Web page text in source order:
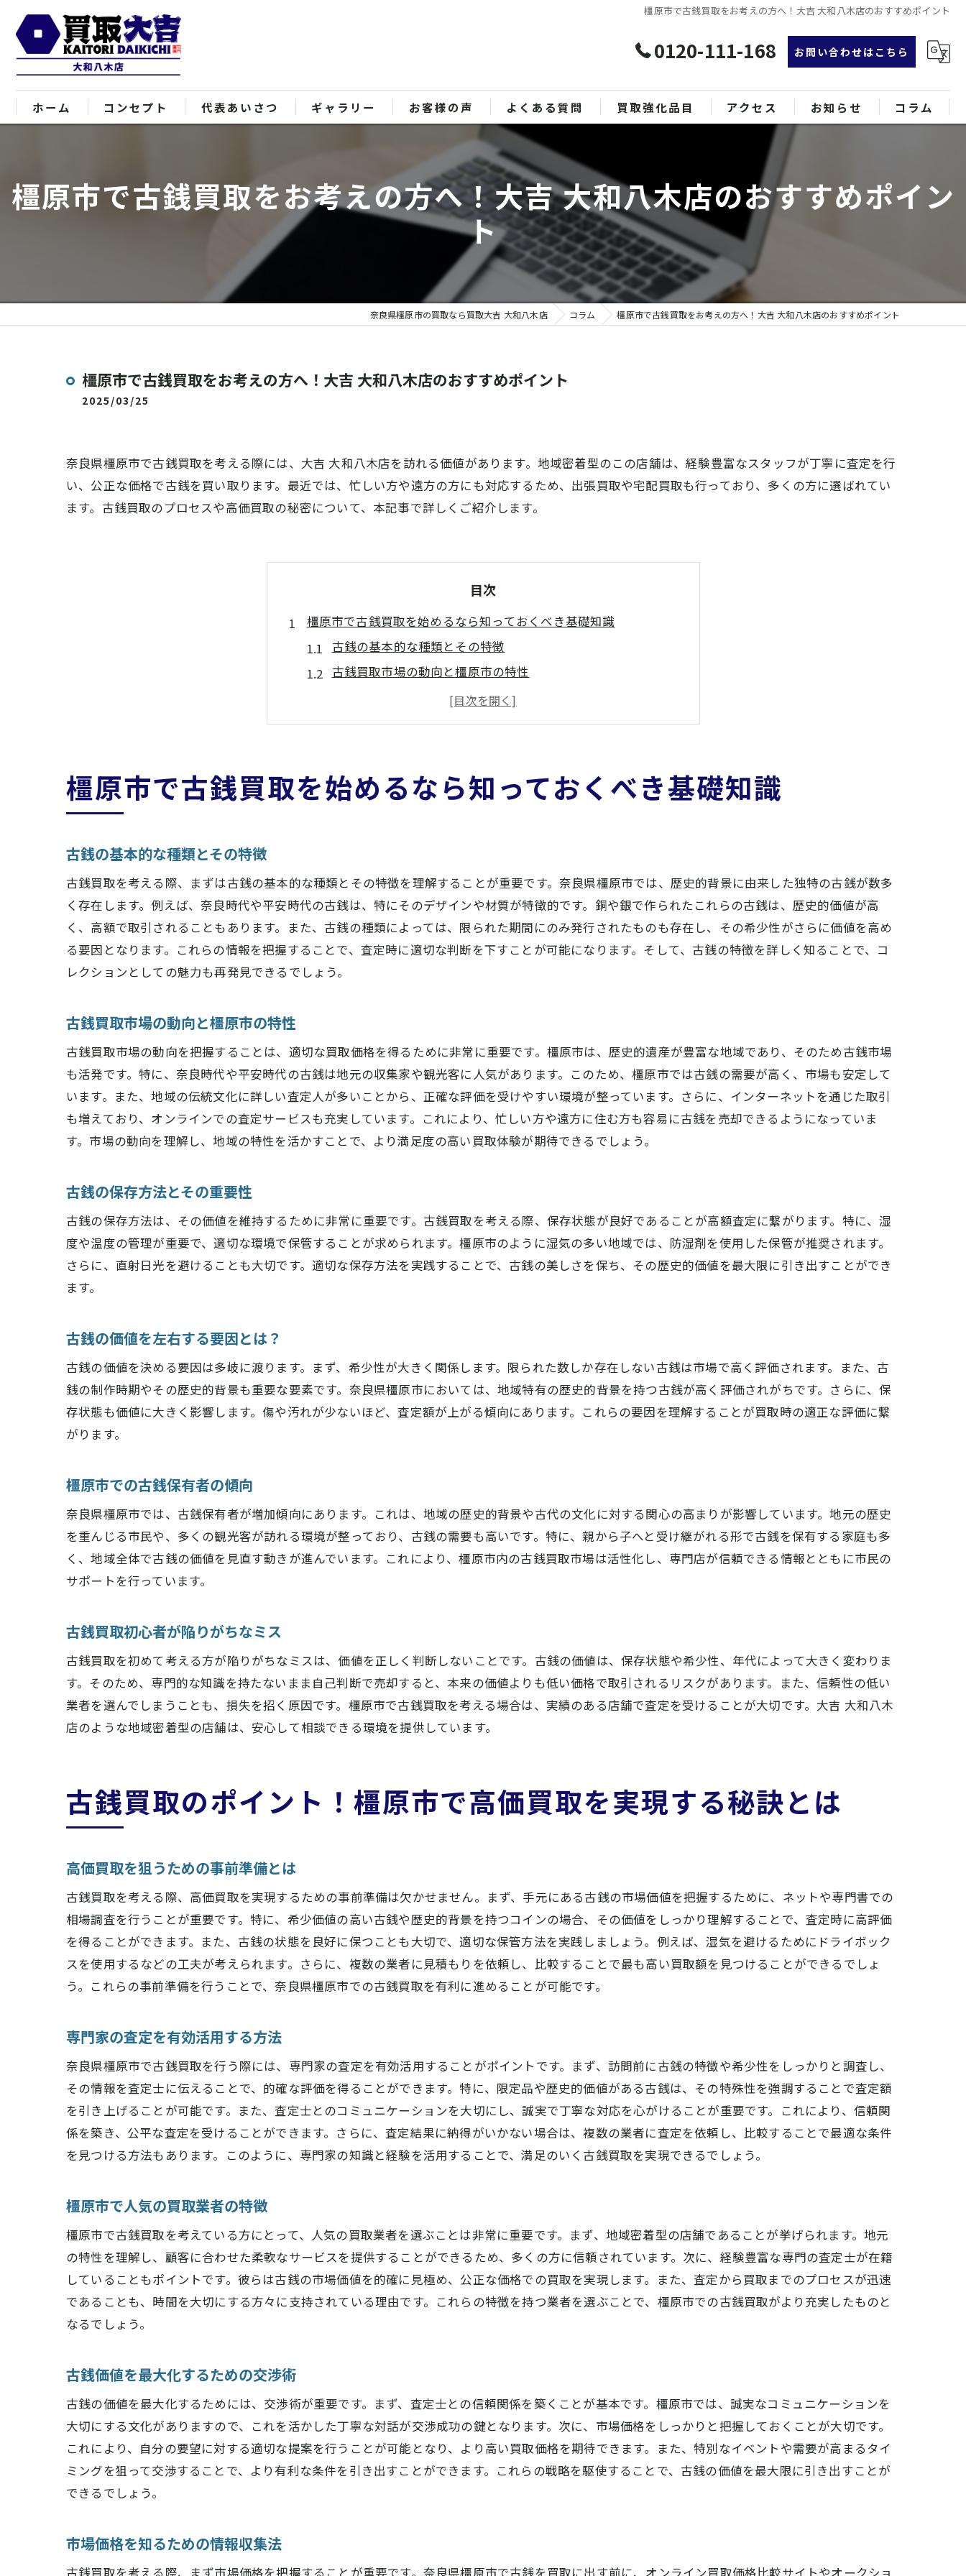
橿原市で古銭買取をお考えの方へ！大吉 大和八木店のおすすめポイント
0120-111-168 お問い合わせはこちら
ホーム コンセプト 代表あいさつ ギャラリー お客様の声 よくある質問 買取強化品目
ブランド品
貴金属
時計
金
アクセス お知らせ コラム
橿原市で古銭買取をお考えの方へ！大吉 大和八木店のおすすめポイン
ト
奈良県橿原市の買取なら買取大吉 大和八木店 コラム 橿原市で古銭買取をお考えの方へ！大吉 大和八木店のおすすめポイント
橿原市で古銭買取をお考えの方へ！大吉 大和八木店のおすすめポイント
2025/03/25
奈良県橿原市で古銭買取を考える際には、大吉 大和八木店を訪れる価値があります。地域密着型のこの店舗は、経験豊富なスタッフが丁寧に査定を行
い、公正な価格で古銭を買い取ります。最近では、忙しい方や遠方の方にも対応するため、出張買取や宅配買取も行っており、多くの方に選ばれてい
ます。古銭買取のプロセスや高価買取の秘密について、本記事で詳しくご紹介します。
目次
橿原市で古銭買取を始めるなら知っておくべき基礎知識
古銭の基本的な種類とその特徴
古銭買取市場の動向と橿原市の特性
古銭の保存方法とその重要性
古銭の価値を左右する要因とは？
古銭買取初心者が陥りがちなミス
古銭買取のポイント！橿原市で高価買取を実現する秘訣とは
橿原市で人気の買取業者の特徴
古銭価値を最大化するための交渉術
市場価格を知るための情報収集法
買取前に確認すべきポイント一覧
大吉大和八木店が選ばれる理由とは？古銭買取の実績と信頼性
専門家による丁寧な査定の魅力
お客様の声に基づく高評価の理由
透明性のある買取プロセス
スタッフの専門性と親切な対応
古銭買取の流れを解説！橿原市で安心して利用できるサービス紹介
宅配買取での手軽な買取体験
査定から買取までの流れを徹底解説
初めての方でも安心して利用できる理由
信頼できる買取業者の選び方
査定前に確認すべき古銭の状態
店舗の特長とそのアプローチ
経験豊富なスタッフによる信頼の査定
橿原市で愛される店舗の秘密
古銭の価値を引き出す！プロが教える橿原市での買取成功術
古銭を高く売るための秘訣
プロの視点から見た査定基準
買取成功のための専門家のアドバイス
出張買取を利用する際の流れ
橿原市での出張買取成功のコツ
必要な準備と注意点を解説
大吉の出張買取サービスが選ばれる理由
橿原市で古銭買取を始めるなら知っておくべき基礎知識
古銭の基本的な種類とその特徴
古銭買取を考える際、まずは古銭の基本的な種類とその特徴を理解することが重要です。奈良県橿原市では、歴史的背景に由来した独特の古銭が数多
く存在します。例えば、奈良時代や平安時代の古銭は、特にそのデザインや材質が特徴的です。銅や銀で作られたこれらの古銭は、歴史的価値が高
く、高額で取引されることもあります。また、古銭の種類によっては、限られた期間にのみ発行されたものも存在し、その希少性がさらに価値を高め
る要因となります。これらの情報を把握することで、査定時に適切な判断を下すことが可能になります。そして、古銭の特徴を詳しく知ることで、コ
レクションとしての魅力も再発見できるでしょう。
古銭買取市場の動向と橿原市の特性
古銭買取市場の動向を把握することは、適切な買取価格を得るために非常に重要です。橿原市は、歴史的遺産が豊富な地域であり、そのため古銭市場
も活発です。特に、奈良時代や平安時代の古銭は地元の収集家や観光客に人気があります。このため、橿原市では古銭の需要が高く、市場も安定して
います。また、地域の伝統文化に詳しい査定人が多いことから、正確な評価を受けやすい環境が整っています。さらに、インターネットを通じた取引
も増えており、オンラインでの査定サービスも充実しています。これにより、忙しい方や遠方に住む方も容易に古銭を売却できるようになっていま
す。市場の動向を理解し、地域の特性を活かすことで、より満足度の高い買取体験が期待できるでしょう。
古銭の保存方法とその重要性
古銭の保存方法は、その価値を維持するために非常に重要です。古銭買取を考える際、保存状態が良好であることが高額査定に繋がります。特に、湿
度や温度の管理が重要で、適切な環境で保管することが求められます。橿原市のように湿気の多い地域では、防湿剤を使用した保管が推奨されます。
さらに、直射日光を避けることも大切です。適切な保存方法を実践することで、古銭の美しさを保ち、その歴史的価値を最大限に引き出すことができ
ます。
古銭の価値を左右する要因とは？
古銭の価値を決める要因は多岐に渡ります。まず、希少性が大きく関係します。限られた数しか存在しない古銭は市場で高く評価されます。また、古
銭の制作時期やその歴史的背景も重要な要素です。奈良県橿原市においては、地域特有の歴史的背景を持つ古銭が高く評価されがちです。さらに、保
存状態も価値に大きく影響します。傷や汚れが少ないほど、査定額が上がる傾向にあります。これらの要因を理解することが買取時の適正な評価に繋
がります。
橿原市での古銭保有者の傾向
奈良県橿原市では、古銭保有者が増加傾向にあります。これは、地域の歴史的背景や古代の文化に対する関心の高まりが影響しています。地元の歴史
を重んじる市民や、多くの観光客が訪れる環境が整っており、古銭の需要も高いです。特に、親から子へと受け継がれる形で古銭を保有する家庭も多
く、地域全体で古銭の価値を見直す動きが進んでいます。これにより、橿原市内の古銭買取市場は活性化し、専門店が信頼できる情報とともに市民の
サポートを行っています。
古銭買取初心者が陥りがちなミス
古銭買取を初めて考える方が陥りがちなミスは、価値を正しく判断しないことです。古銭の価値は、保存状態や希少性、年代によって大きく変わりま
す。そのため、専門的な知識を持たないまま自己判断で売却すると、本来の価値よりも低い価格で取引されるリスクがあります。また、信頼性の低い
業者を選んでしまうことも、損失を招く原因です。橿原市で古銭買取を考える場合は、実績のある店舗で査定を受けることが大切です。大吉 大和八木
店のような地域密着型の店舗は、安心して相談できる環境を提供しています。
古銭買取のポイント！橿原市で高価買取を実現する秘訣とは
高価買取を狙うための事前準備とは
古銭買取を考える際、高価買取を実現するための事前準備は欠かせません。まず、手元にある古銭の市場価値を把握するために、ネットや専門書での
相場調査を行うことが重要です。特に、希少価値の高い古銭や歴史的背景を持つコインの場合、その価値をしっかり理解することで、査定時に高評価
を得ることができます。また、古銭の状態を良好に保つことも大切で、適切な保管方法を実践しましょう。例えば、湿気を避けるためにドライボック
スを使用するなどの工夫が考えられます。さらに、複数の業者に見積もりを依頼し、比較することで最も高い買取額を見つけることができるでしょ
う。これらの事前準備を行うことで、奈良県橿原市での古銭買取を有利に進めることが可能です。
専門家の査定を有効活用する方法
奈良県橿原市で古銭買取を行う際には、専門家の査定を有効活用することがポイントです。まず、訪問前に古銭の特徴や希少性をしっかりと調査し、
その情報を査定士に伝えることで、的確な評価を得ることができます。特に、限定品や歴史的価値がある古銭は、その特殊性を強調することで査定額
を引き上げることが可能です。また、査定士とのコミュニケーションを大切にし、誠実で丁寧な対応を心がけることが重要です。これにより、信頼関
係を築き、公平な査定を受けることができます。さらに、査定結果に納得がいかない場合は、複数の業者に査定を依頼し、比較することで最適な条件
を見つける方法もあります。このように、専門家の知識と経験を活用することで、満足のいく古銭買取を実現できるでしょう。
橿原市で人気の買取業者の特徴
橿原市で古銭買取を考えている方にとって、人気の買取業者を選ぶことは非常に重要です。まず、地域密着型の店舗であることが挙げられます。地元
の特性を理解し、顧客に合わせた柔軟なサービスを提供することができるため、多くの方に信頼されています。次に、経験豊富な専門の査定士が在籍
していることもポイントです。彼らは古銭の市場価値を的確に見極め、公正な価格での買取を実現します。また、査定から買取までのプロセスが迅速
であることも、時間を大切にする方々に支持されている理由です。これらの特徴を持つ業者を選ぶことで、橿原市での古銭買取がより充実したものと
なるでしょう。
古銭価値を最大化するための交渉術
古銭の価値を最大化するためには、交渉術が重要です。まず、査定士との信頼関係を築くことが基本です。橿原市では、誠実なコミュニケーションを
大切にする文化がありますので、これを活かした丁寧な対話が交渉成功の鍵となります。次に、市場価格をしっかりと把握しておくことが大切です。
これにより、自分の要望に対する適切な提案を行うことが可能となり、より高い買取価格を期待できます。また、特別なイベントや需要が高まるタイ
ミングを狙って交渉することで、より有利な条件を引き出すことができます。これらの戦略を駆使することで、古銭の価値を最大限に引き出すことが
できるでしょう。
市場価格を知るための情報収集法
古銭買取を考える際、まず市場価格を把握することが重要です。奈良県橿原市で古銭を買取に出す前に、オンライン買取価格比較サイトやオークショ